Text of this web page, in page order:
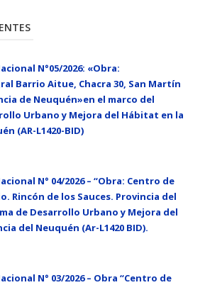
N°05/2026: «Obra:
Barrio Aitue, Chacra 30, San Martín
de Neuquén»en el marco del
Urbano y Mejora del Hábitat en la
(AR-L1420-BID)
N° 04/2026 – “Obra: Centro de
Rincón de los Sauces. Provincia del
de Desarrollo Urbano y Mejora del
del Neuquén (Ar-L1420 BID).
N° 03/2026 – Obra “Centro de